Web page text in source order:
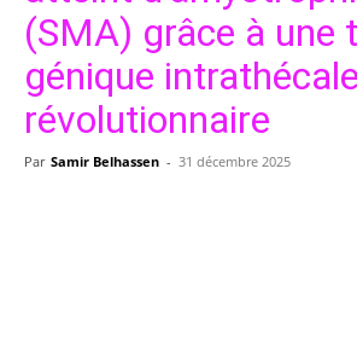
(SMA) grâce à une
génique intrathécale
révolutionnaire
Par Samir Belhassen - 31 décembre 2025